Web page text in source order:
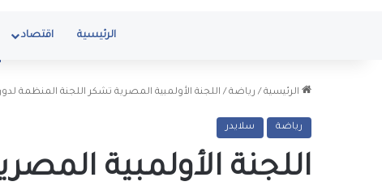
الرئيسية اقتصاد
الرئيسية / رياضة / اللجنة الأولمبية المصرية تشكر اللجنة المنظمة
رياضة سلايدر
اللجنة الأولمبية